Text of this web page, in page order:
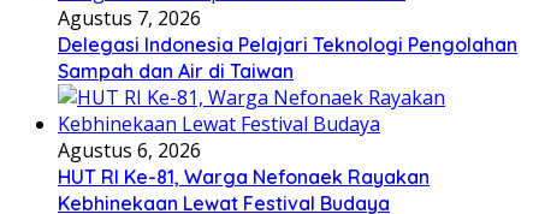
Agustus 7, 2026
Delegasi Indonesia Pelajari Teknologi Pengolahan
Sampah dan Air di Taiwan
Agustus 6, 2026
HUT RI Ke-81, Warga Nefonaek Rayakan
Kebhinekaan Lewat Festival Budaya